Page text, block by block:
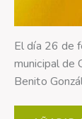
El día 26 de
municipal de
Benito